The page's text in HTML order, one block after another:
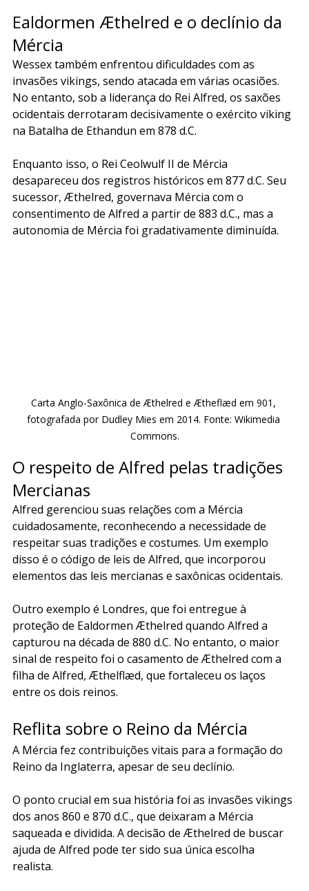
Ealdormen Æthelred e o declínio da
Mércia
Wessex também enfrentou dificuldades com as
invasões vikings, sendo atacada em várias ocasiões.
No entanto, sob a liderança do Rei Alfred, os saxões
ocidentais derrotaram decisivamente o exército viking
na Batalha de Ethandun em 878 d.C.
Enquanto isso, o Rei Ceolwulf II de Mércia
desapareceu dos registros históricos em 877 d.C. Seu
sucessor, Æthelred, governava Mércia com o
consentimento de Alfred a partir de 883 d.C., mas a
autonomia de Mércia foi gradativamente diminuída.
Carta Anglo-Saxônica de Æthelred e Ætheflæd em 901,
fotografada por Dudley Mies em 2014. Fonte: Wikimedia
Commons.
O respeito de Alfred pelas tradições
Mercianas
Alfred gerenciou suas relações com a Mércia
cuidadosamente, reconhecendo a necessidade de
respeitar suas tradições e costumes. Um exemplo
disso é o código de leis de Alfred, que incorporou
elementos das leis mercianas e saxônicas ocidentais.
Outro exemplo é Londres, que foi entregue à
proteção de Ealdormen Æthelred quando Alfred a
capturou na década de 880 d.C. No entanto, o maior
sinal de respeito foi o casamento de Æthelred com a
filha de Alfred, Æthelflæd, que fortaleceu os laços
entre os dois reinos.
Reflita sobre o Reino da Mércia
A Mércia fez contribuições vitais para a formação do
Reino da Inglaterra, apesar de seu declínio.
O ponto crucial em sua história foi as invasões vikings
dos anos 860 e 870 d.C., que deixaram a Mércia
saqueada e dividida. A decisão de Æthelred de buscar
ajuda de Alfred pode ter sido sua única escolha
realista.